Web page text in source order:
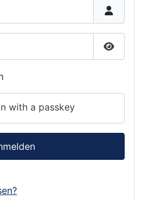
Show
with a passkey